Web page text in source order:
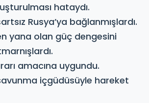
hataydı.
Rusya’ya bağlanmışlardı.
yana olan güç dengesini
amacına uygundu.
içgüdüsüyle hareket